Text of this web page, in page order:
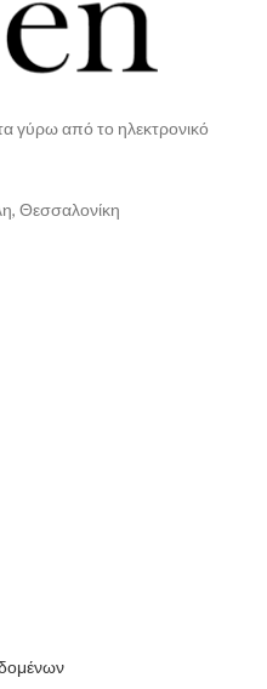
γύρω από το ηλεκτρονικό
Θεσσαλονίκη